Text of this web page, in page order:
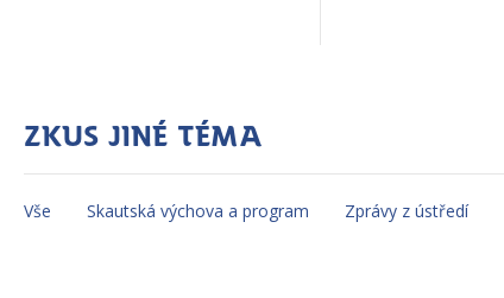
Zkus jiné téma
Vše Skautská výchova a program Zprávy z ústředí